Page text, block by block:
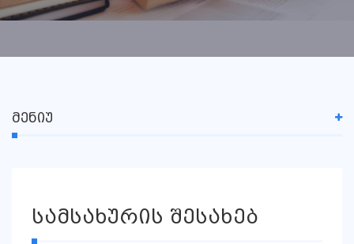
ᲛᲔᲜᲘᲣ
სამსახურის შესახებ